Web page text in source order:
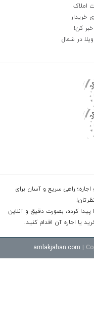
املاک
خریدار
خبر کن!
در شمال
راهی سریع و آسان برای
کرده، بصورت دقیق و آنلاین
یا اجاره آن اقدام کنید.
amlakjahan.com |